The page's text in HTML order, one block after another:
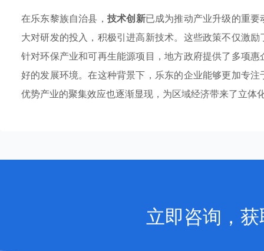
在乐东黎族自治县， 技术创新已成为推动产业升级的重
大对研发的投入，积极引进高新技术。这些政策不仅激
针对环保产业和可再生能源项目，地方政府提供了多项
好的发展环境。在这种背景下，乐东的企业能够更加专
优势产业的聚集效应也逐渐显现，为区域经济带来了立
立即咨询，